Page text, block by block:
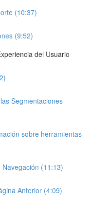
(10:37)
(9:52)
del Usuario
Segmentaciones
sobre herramientas
(11:13)
Anterior (4:09)